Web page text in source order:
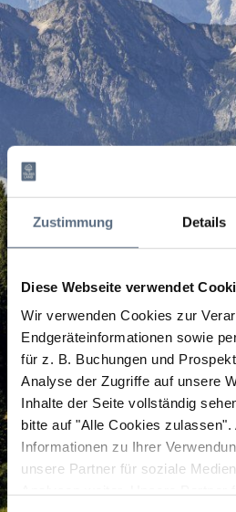
Zustimmung Details
Diese Webseite verwendet
Wir verwenden Cookies zur
Endgeräteinformationen sowie
für z. B. Buchungen und
Analyse der Zugriffe auf unsere
Inhalte der Seite vollständig
bitte auf "Alle Cookies zulassen".
Informationen zu Ihrer
unsere Partner für soziale